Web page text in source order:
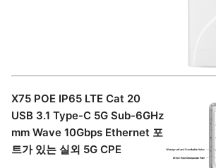
X75 POE IP65 LTE Cat 20
USB 3.1 Type-C 5G Sub-6GHz
mm Wave 10Gbps Ethernet 포
트가 있는 실외 5G CPE